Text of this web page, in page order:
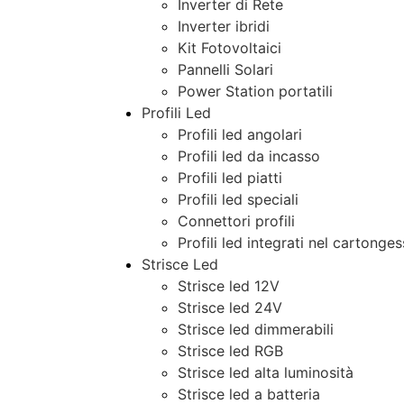
Inverter di Rete
Inverter ibridi
Kit Fotovoltaici
Pannelli Solari
Power Station portatili
Profili Led
Profili led angolari
Profili led da incasso
Profili led piatti
Profili led speciali
Connettori profili
Profili led integrati nel
Strisce Led
Strisce led 12V
Strisce led 24V
Strisce led dimmerabili
Strisce led RGB
Strisce led alta luminosità
Strisce led a batteria